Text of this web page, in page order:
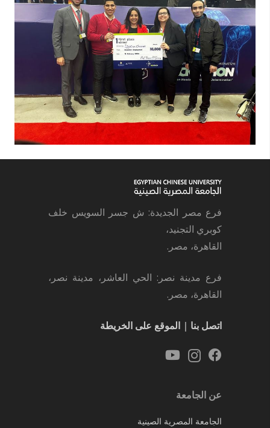
فرع مصر الجديدة: ش جسر السويس خلف
كوبري التجنيد،
القاهرة، مصر.
فرع مدينة نصر: الحي العاشر، مدينة نصر،
القاهرة، مصر.
اتصل بنا | الموقع على الخريطة
عن الجامعة
الجامعة المصرية الصينية